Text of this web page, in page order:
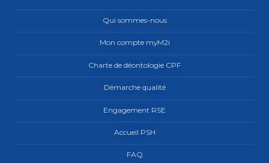
Qui sommes-nous
Mon compte myM2i
Charte de déontologie CPF
Démarche qualité
Engagement RSE
Accueil PSH
FAQ